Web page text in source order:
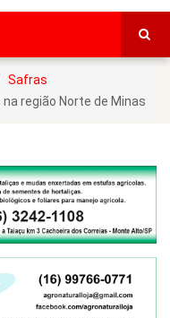
Safras
região Norte de Minas